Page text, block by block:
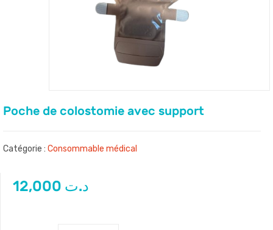
Poche de colostomie avec support
Catégorie : Consommable médical
د.ت